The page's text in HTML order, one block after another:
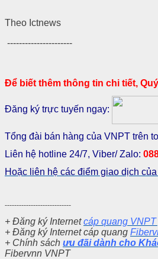
Theo Ictnews
----------------------
Để biết thêm thông tin chi tiết,
Đăng ký trực tuyến ngay:
Tổng đài bán hàng của VNPT trên
Liên hệ hotline 24/7, Viber/ Zalo:
Hoặc liên hệ các điểm giao dịch
----------------------------
+ Đăng ký Internetcáp quang VNPT
+ Đăng ký Internet cáp quang
+ Chính sách ưu đãi dành cho
Fibervnn VNPT